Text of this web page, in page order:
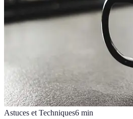
Astuces et Techniques6 min